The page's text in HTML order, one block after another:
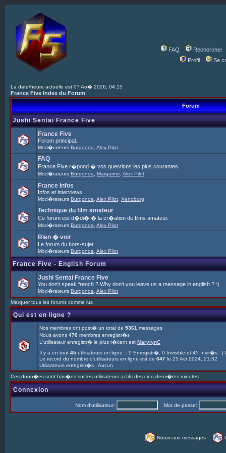
FAQ
Rechercher
Profil
Se
La date/heure actuelle est 07 Ao� 2026, 04:15
France Five Index du Forum
Forum
Jushi Sentai France Five
France Five
Forum principal.
Mod�rateurs Burgonde Alex Pilot
FAQ
France Five r�pond � vos questions les plus courantes.
Mod�rateurs Burgonde Margarine Alex Pilot
France Infos
Infos et interviews
Mod�rateurs Burgonde Alex Pilot Xenoborg
Technique du film amateur
Ce forum est d�di� � la cr�ation de films amateur.
Mod�rateurs Burgonde Alex Pilot
Rien � voir
Le forum du hors-sujet.
Mod�rateurs Burgonde Alex Pilot
France Five - English Forum
Jushi Sentai France Five
You don't speak french ? Why don't you leave us a message in english ? :)
Mod�rateurs Burgonde Alex Pilot
Marquer tous les forums comme lus
Qui est en ligne ?
Nos membres ont post� un total de 5361 messages
Nous avons 470 membres enregistr�s
L'utilisateur enregistr� le plus r�cent est MarylynC
Il y a en tout 45 utilisateurs en ligne :: 0 Enregistr�, 0 Invisible et 45 Invit�s [
Le record du nombre d'utilisateurs en ligne est de 647 le 25 Avr 2024, 21:32
Utilisateurs enregistr�s : Aucun
Ces donn�es sont bas�es sur les utilisateurs actifs des cinq derni�res minutes
Connexion
Nom d'utilisateur: Mot de passe:
Nouveaux messages